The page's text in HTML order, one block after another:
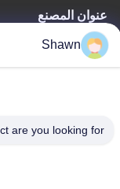
عنوان المصنع
قرية ليانجياو ما جياو،
Shawn
are you looking for?